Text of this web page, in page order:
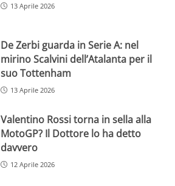
13 Aprile 2026
De Zerbi guarda in Serie A: nel
mirino Scalvini dell’Atalanta per il
suo Tottenham
13 Aprile 2026
Valentino Rossi torna in sella alla
MotoGP? Il Dottore lo ha detto
davvero
12 Aprile 2026